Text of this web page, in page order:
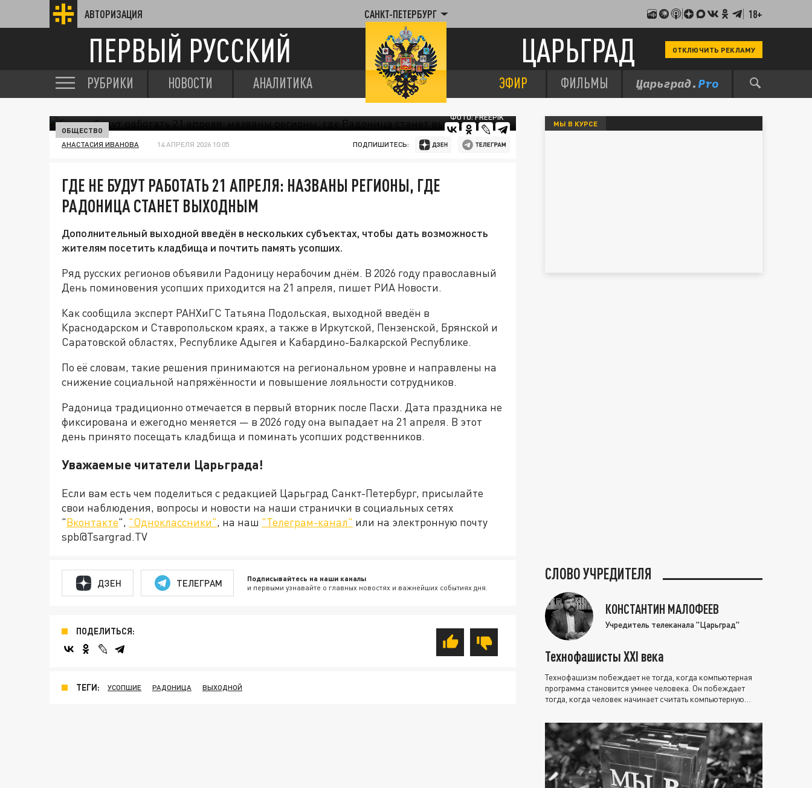
АВТОРИЗАЦИЯ САНКТ-ПЕТЕРБУРГ 18+
ПЕРВЫЙ РУССКИЙ ЦАРЬГРАД ОТКЛЮЧИТЬ РЕКЛАМУ
РУБРИКИ НОВОСТИ АНАЛИТИКА ЭФИР ФИЛЬМЫ
ФОТО: FREEPIK
ОБЩЕСТВО
АНАСТАСИЯ ИВАНОВА 14 АПРЕЛЯ 2026 10:05 ПОДПИШИТЕСЬ:
ГДЕ НЕ БУДУТ РАБОТАТЬ 21 АПРЕЛЯ: НАЗВАНЫ РЕГИОНЫ, ГДЕ
РАДОНИЦА СТАНЕТ ВЫХОДНЫМ
Дополнительный выходной введён в нескольких субъектах, чтобы дать возможность
жителям посетить кладбища и почтить память усопших.
Ряд русских регионов объявили Радоницу нерабочим днём. В 2026 году православный
День поминовения усопших приходится на 21 апреля, пишет РИА Новости.
Как сообщила эксперт РАНХиГС Татьяна Подольская, выходной введён в
Краснодарском и Ставропольском краях, а также в Иркутской, Пензенской, Брянской и
Саратовской областях, Республике Адыгея и Кабардино-Балкарской Республике.
По её словам, такие решения принимаются на региональном уровне и направлены на
снижение социальной напряжённости и повышение лояльности сотрудников.
Радоница традиционно отмечается в первый вторник после Пасхи. Дата праздника не
фиксирована и ежегодно меняется — в 2026 году она выпадает на 21 апреля. В этот
день принято посещать кладбища и поминать усопших родственников.
Уважаемые читатели Царьграда!
Если вам есть чем поделиться с редакцией Царьград Санкт-Петербург, присылайте
свои наблюдения, вопросы и новости на наши странички в социальных сетях
"Вконтакте", "Одноклассники", на наш "Телеграм-канал" или на электронную почту
spb@Tsargrad.TV
ДЗЕН ТЕЛЕГРАМ Подписывайтесь на наши каналы
и первыми узнавайте о главных новостях и важнейших событиях дня.
ПОДЕЛИТЬСЯ:
ТЕГИ: УСОПШИЕ РАДОНИЦА ВЫХОДНОЙ
МЫ В КУРСЕ
СЛОВО УЧРЕДИТЕЛЯ
КОНСТАНТИН МАЛОФЕЕВ
Учредитель телеканала "Царьград"
Технофашисты XXI века
Технофашизм побеждает не тогда, когда компьютерная
программа становится умнее человека. Он побеждает
тогда, когда человек начинает считать компьютерную